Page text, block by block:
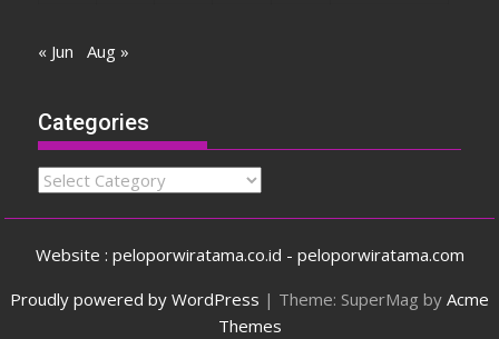
« Jun Aug »
Categories
Categories
Website : peloporwiratama.co.id - peloporwiratama.com
Proudly powered by WordPress | Theme: SuperMag by Acme
Themes